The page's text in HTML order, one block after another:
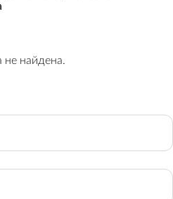
не найдена.